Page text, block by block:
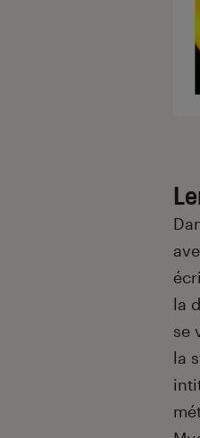
la
se
la